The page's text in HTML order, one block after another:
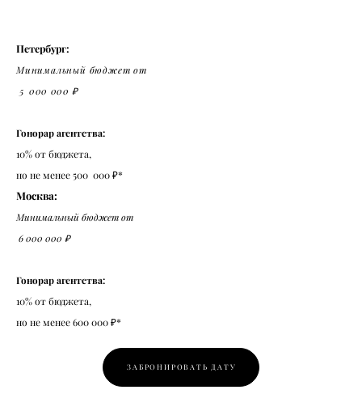
Петербург:
Минимальный бюджетот
5 000 000 ₽
Гонорар агентства:
10% от бюджета,
но не менее 500 000 ₽*
Москва:
Минимальный бюджет от
6 000 000 ₽
Гонорар агентства:
10% от бюджета,
но не менее 600 000 ₽*
ЗАБРОНИРОВАТЬ ДАТУ